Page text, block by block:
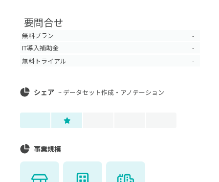
要問合せ
無料プラン -
IT導入補助金 -
無料トライアル -
シェア ~ データセット作成・アノテーション
事業規模